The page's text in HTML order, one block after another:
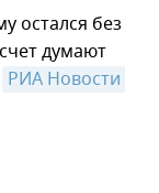
остался без
думают
РИА Новости